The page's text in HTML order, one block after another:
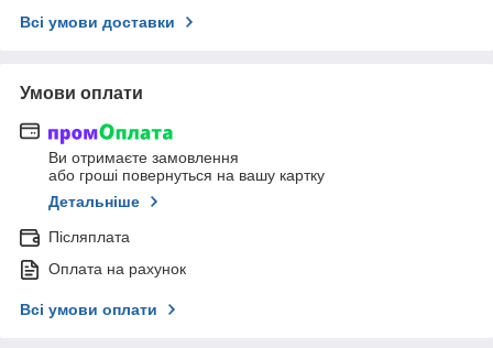
Всі умови доставки
Умови оплати
Ви отримаєте замовлення
або гроші повернуться на вашу картку
Детальніше
Післяплата
Оплата на рахунок
Всі умови оплати